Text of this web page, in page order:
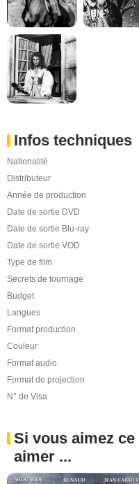
Infos techniques
Nationalité
Distributeur
Année de production
Date de sortie DVD
Date de sortie Blu-ray
Date de sortie VOD
Type de film
Secrets de tournage
Budget
Langues
Format production
Couleur
Format audio
Format de projection
N° de Visa
Si vous aimez
aimer ...